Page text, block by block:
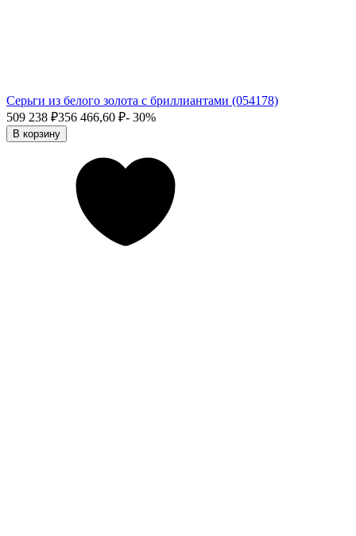
Серьги из белого золота с бриллиантами (054178)
509 238 ₽356 466,60 ₽- 30%
В корзину